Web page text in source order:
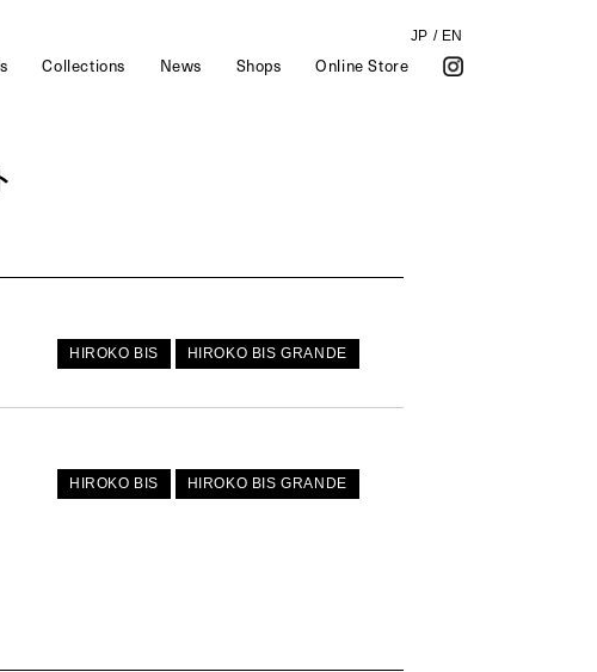
JP / EN
Collections News Shops Online Store
HIROKO BIS HIROKO BIS GRANDE
HIROKO BIS HIROKO BIS GRANDE